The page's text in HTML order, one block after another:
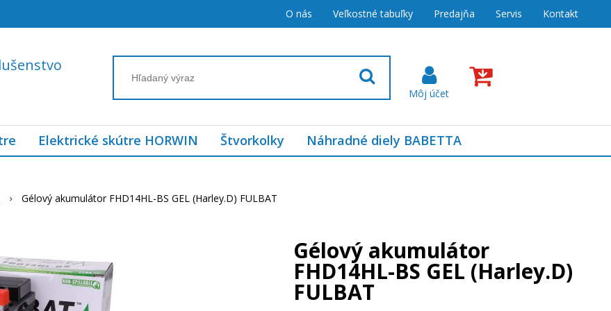
O nás Veľkostné tabuľky Predajňa Servis Kontakt
Elektrické skútre HORWIN Štvorkolky Náhradné diely BABETTA
Gélový akumulátor FHD14HL-BS GEL (Harley.D) FULBAT
Gélový akumulátor
FHD14HL-BS GEL (Harley.D)
FULBAT